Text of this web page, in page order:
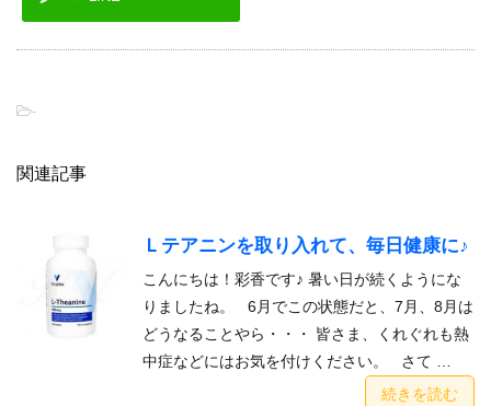
-
関連記事
Ｌテアニンを取り入れて、毎日健康に♪
こんにちは！彩香です♪ 暑い日が続くようにな
りましたね。 6月でこの状態だと、7月、8月は
どうなることやら・・・ 皆さま、くれぐれも熱
中症などにはお気を付けください。 さて …
続きを読む